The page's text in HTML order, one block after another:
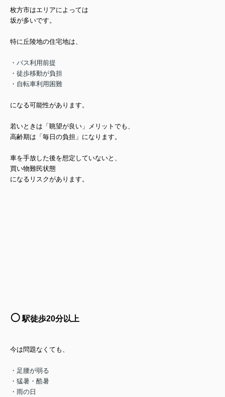
枚方市はエリアによっては
坂が多いです。
特に丘陵地の住宅地は、
・バス利用前提
・徒歩移動が負担
・自転車利用困難
になる可能性があります。
若いときは「眺望が良い」メリットでも、
高齢期は「毎日の負担」になります。
車を手放した後を想定していないと、
買い物難民状態
になるリスクがあります。
⚪️駅徒歩20分以上
今は問題なくても、
・足腰が弱る
・猛暑・酷暑
・雨の日